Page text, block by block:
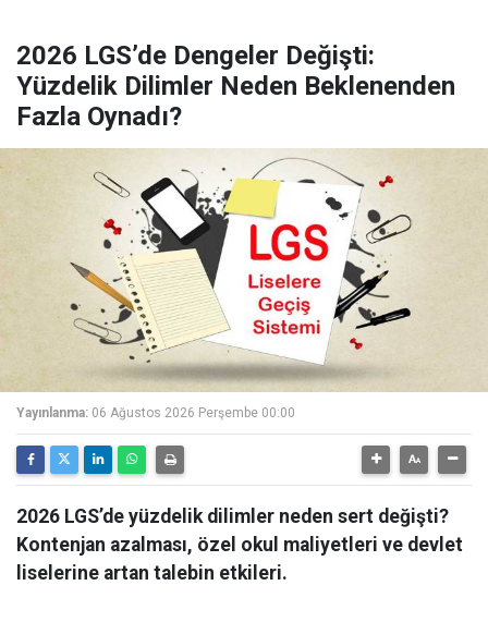
2026 LGS’de Dengeler Değişti:
Yüzdelik Dilimler Neden Beklenenden
Fazla Oynadı?
Yayınlanma: 06 Ağustos 2026 Perşembe 00:00
2026 LGS’de yüzdelik dilimler neden sert değişti?
Kontenjan azalması, özel okul maliyetleri ve devlet
liselerine artan talebin etkileri.